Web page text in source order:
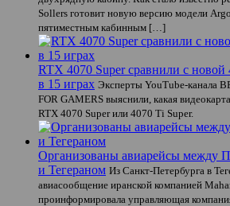
Sollers готовит новую версию модели
пятиместным кабинным […]
RTX 4070 Super сравнили с новой
в 15 играх Эксперты YouTube-канала
FOR GAMERS выяснили, какая
RTX 4070 Super или 4070 Ti Super.
Организованы авиарейсы между
и Тегераном Из Санкт-Петербурга в
авиасообщение иранской компанией
проинформировала управляющая